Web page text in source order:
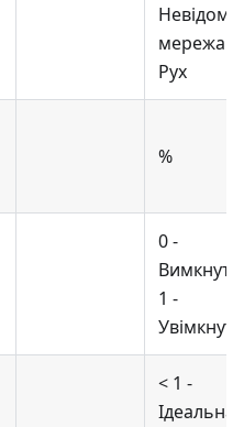
Невідома
мережа.
Рух
%
0 -
Вимкнуто
1 -
Увімкнуто
< 1 -
Ідеальна